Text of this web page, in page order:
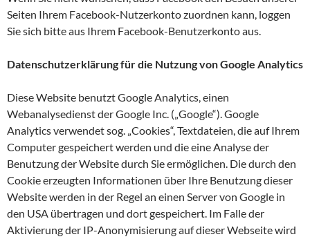
Seiten Ihrem Facebook-Nutzerkonto zuordnen kann, loggen
Sie sich bitte aus Ihrem Facebook-Benutzerkonto aus.
Datenschutzerklärung für die Nutzung von Google Analytics
Diese Website benutzt Google Analytics, einen
Webanalysedienst der Google Inc. („Google“). Google
Analytics verwendet sog. „Cookies“, Textdateien, die auf Ihrem
Computer gespeichert werden und die eine Analyse der
Benutzung der Website durch Sie ermöglichen. Die durch den
Cookie erzeugten Informationen über Ihre Benutzung dieser
Website werden in der Regel an einen Server von Google in
den USA übertragen und dort gespeichert. Im Falle der
Aktivierung der IP-Anonymisierung auf dieser Webseite wird